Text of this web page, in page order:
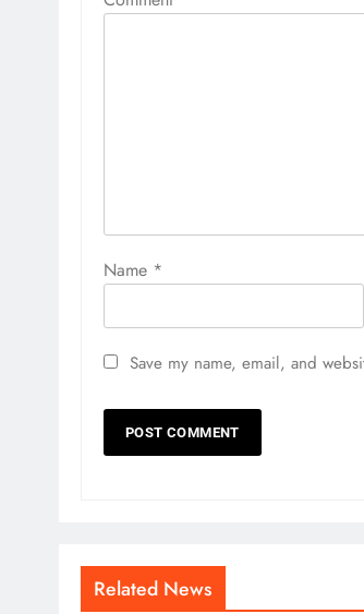
Name *
Save my name, email, and
Related News